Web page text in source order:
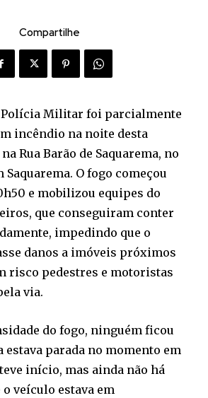
Compartilhe
Polícia Militar foi parcialmente
incêndio na noite desta
Rua Barão de Saquarema, no
O fogo começou
e mobilizou equipes do
que conseguiram conter
impedindo que o
danos a imóveis próximos
risco pedestres e motoristas
via.
do fogo, ninguém ficou
estava parada no momento em
início, mas ainda não há
veículo estava em